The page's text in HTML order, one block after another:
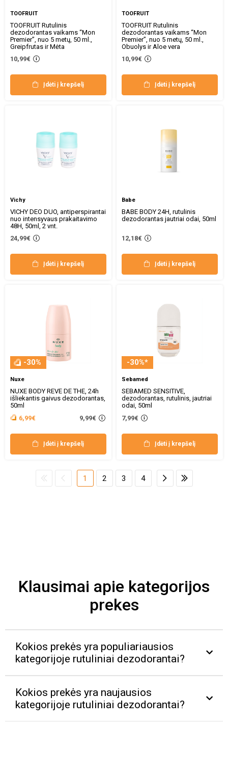
TOOFRUIT
TOOFRUIT Rutulinis
dezodorantas vaikams “Mon
Premier”, nuo 5 metų, 50 ml.,
Greipfrutas ir Mėta
10,99€
Įdėti į krepšelį
TOOFRUIT
TOOFRUIT Rutulinis
dezodorantas vaikams “Mon
Premier”, nuo 5 metų, 50 ml.,
Obuolys ir Aloe vera
10,99€
Įdėti į krepšelį
Vichy
VICHY DEO DUO, antiperspirantai
nuo intensyvaus prakaitavimo
48H, 50ml, 2 vnt.
24,99€
Įdėti į krepšelį
Babe
BABE BODY 24H, rutulinis
dezodorantas jautriai odai, 50ml
12,18€
Įdėti į krepšelį
-30%
Nuxe
NUXE BODY REVE DE THE, 24h
išliekantis gaivus dezodorantas,
50ml
6,99€
9,99€
Įdėti į krepšelį
-30%*
Sebamed
SEBAMED SENSITIVE,
dezodorantas, rutulinis, jautriai
odai, 50ml
7,99€
Įdėti į krepšelį
1 2 3 4
Klausimai apie kategorijos
prekes
Kokios prekės yra populiariausios
kategorijoje rutuliniai dezodorantai?
Kokios prekės yra naujausios
kategorijoje rutuliniai dezodorantai?